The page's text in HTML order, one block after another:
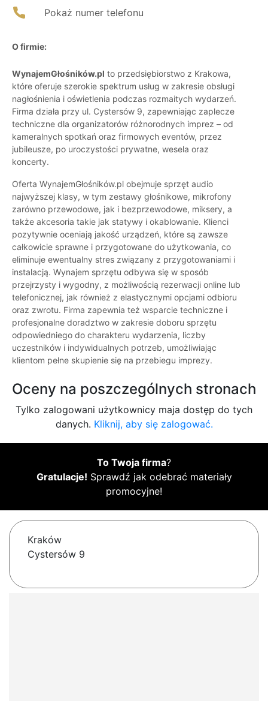
Pokaż numer telefonu
O firmie:
WynajemGłośników.pl to przedsiębiorstwo z Krakowa,
które oferuje szerokie spektrum usług w zakresie obsługi
nagłośnienia i oświetlenia podczas rozmaitych wydarzeń.
Firma działa przy ul. Cystersów 9, zapewniając zaplecze
techniczne dla organizatorów różnorodnych imprez – od
kameralnych spotkań oraz firmowych eventów, przez
jubileusze, po uroczystości prywatne, wesela oraz
koncerty.
Oferta WynajemGłośników.pl obejmuje sprzęt audio
najwyższej klasy, w tym zestawy głośnikowe, mikrofony
zarówno przewodowe, jak i bezprzewodowe, miksery, a
także akcesoria takie jak statywy i okablowanie. Klienci
pozytywnie oceniają jakość urządzeń, które są zawsze
całkowicie sprawne i przygotowane do użytkowania, co
eliminuje ewentualny stres związany z przygotowaniami i
instalacją. Wynajem sprzętu odbywa się w sposób
przejrzysty i wygodny, z możliwością rezerwacji online lub
telefonicznej, jak również z elastycznymi opcjami odbioru
oraz zwrotu. Firma zapewnia też wsparcie techniczne i
profesjonalne doradztwo w zakresie doboru sprzętu
odpowiedniego do charakteru wydarzenia, liczby
uczestników i indywidualnych potrzeb, umożliwiając
klientom pełne skupienie się na przebiegu imprezy.
Oceny na poszczególnych stronach
Tylko zalogowani użytkownicy maja dostęp do tych
danych. Kliknij, aby się zalogować.
To Twoja firma?
Gratulacje! Sprawdź jak odebrać materiały
promocyjne!
Kraków
Cystersów 9